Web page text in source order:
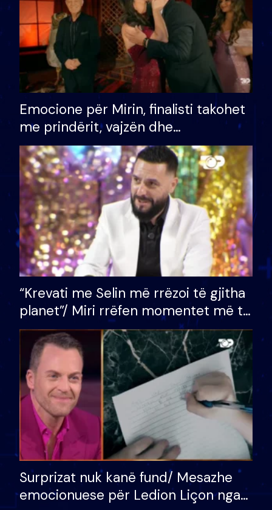
Emocione për Mirin, finalisti takohet
me prindërit, vajzën dhe
bashkëshorten: S’kemi ndonjë letër
divorci apo jo?
“Krevati me Selin më rrëzoi të gjitha
planet”/ Miri rrëfen momentet më të
bukura në shtëpinë e BB VIP: Do më
mungojë zilja e mëngjesit kur…
Surprizat nuk kanë fund/ Mesazhe
emocionuese për Ledion Liçon nga